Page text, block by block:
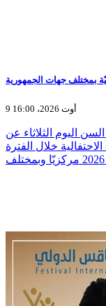
بمختلف جهات الجمهورية
9 أوت 2026، 16:00
اليوم الثلاثاء عن
خلال الفترة